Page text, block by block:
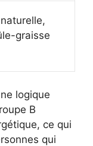
graisse
logique
B
ce qui
qui